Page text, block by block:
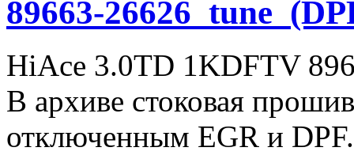
89663-
HiAce 3.0TD 1KDFTV
В архиве стоковая
отключенным EGR и DPF.